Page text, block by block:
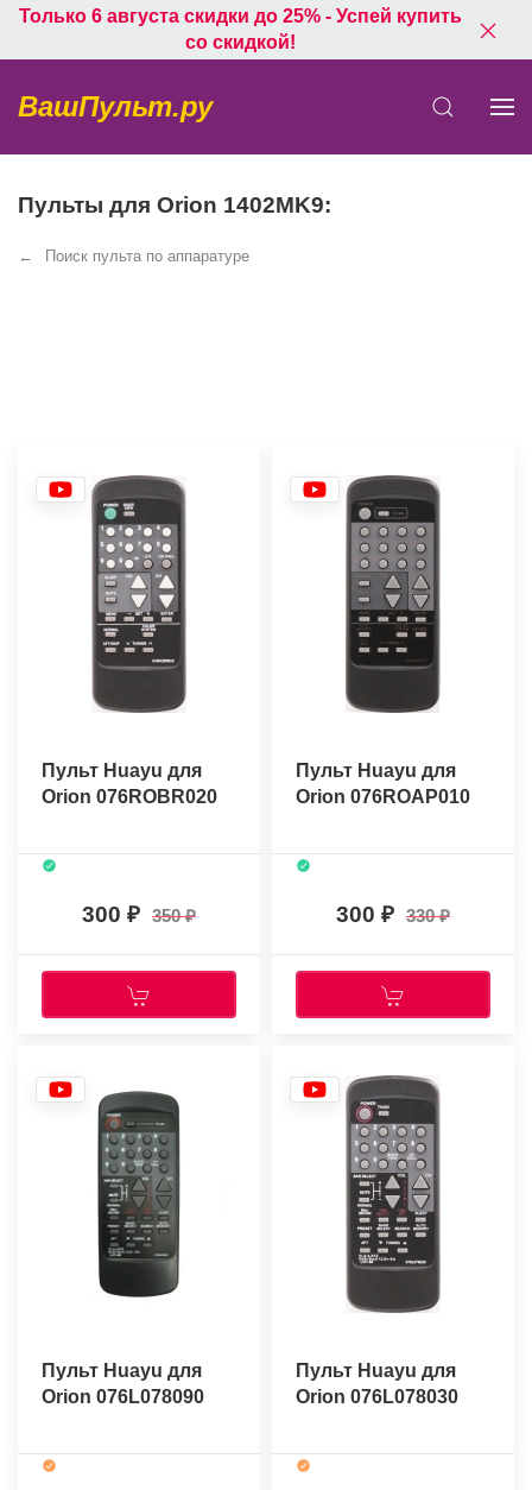
Только 6 августа скидки до 25% - Успей купить
со скидкой!
ВашПульт.ру
Пульты для Orion 1402MK9:
Поиск пульта по аппаратуре
Пульт Huayu для
Orion 076ROBR020
300 350
Пульт Huayu для
Orion 076ROAP010
300 330
Пульт Huayu для
Orion 076L078090
Пульт Huayu для
Orion 076L078030